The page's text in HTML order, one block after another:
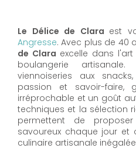
Le Délice de Clara est
Angresse. Avec plus de 40
de Clara excelle dans
boulangerie
viennoiseries aux
passion et savoir-faire,
irréprochable et un goût
techniques et la sélection
permettent de
savoureux chaque jour et
culinaire artisanale